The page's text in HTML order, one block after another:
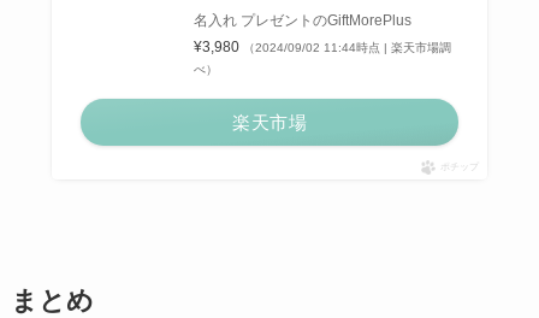
名入れ プレゼントのGiftMorePlus
¥3,980
（2024/09/02 11:44時点 | 楽天市場調
べ）
楽天市場
ポチップ
まとめ